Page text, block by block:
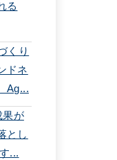
る
くり
ドネ
Ag...
果が
とし
...